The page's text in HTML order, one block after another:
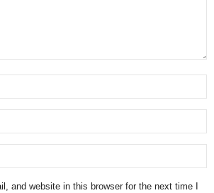
and website in this browser for the next time I